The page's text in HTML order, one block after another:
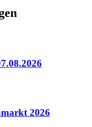
2026